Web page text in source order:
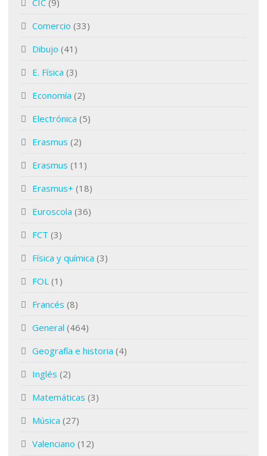
CIC (9)
Comercio (33)
Dibujo (41)
E. Física (3)
Economía (2)
Electrónica (5)
Erasmus (2)
Erasmus (11)
Erasmus+ (18)
Euroscola (36)
FCT (3)
Física y química (3)
FOL (1)
Francés (8)
General (464)
Geografía e historia (4)
Inglés (2)
Matemáticas (3)
Música (27)
Valenciano (12)